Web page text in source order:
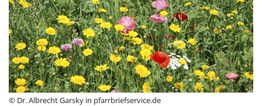
© Dr. Albrecht Garsky in pfarrbriefservice.de